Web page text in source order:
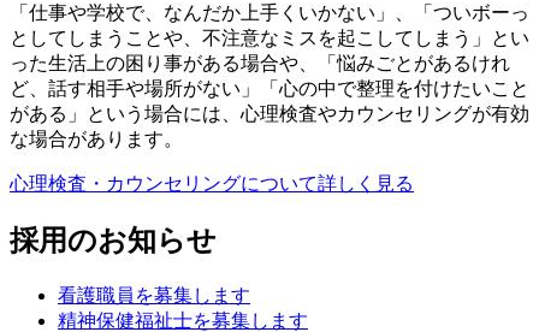
「仕事や学校で、なんだか上手くいかない」、「ついボーっ
としてしまうことや、不注意なミスを起こしてしまう」とい
った生活上の困り事がある場合や、「悩みごとがあるけれ
ど、話す相手や場所がない」「心の中で整理を付けたいこと
がある」という場合には、心理検査やカウンセリングが有効
な場合があります。
心理検査・カウンセリングについて詳しく見る
採用のお知らせ
看護職員を募集します
精神保健福祉士を募集します